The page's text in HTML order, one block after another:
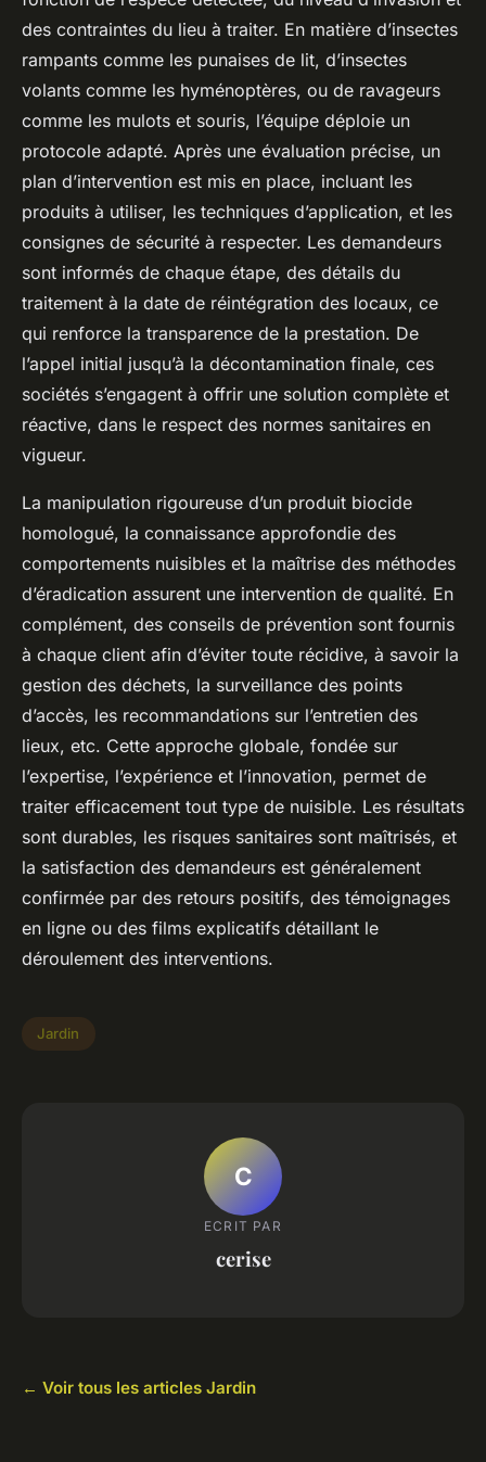
des contraintes du lieu à traiter. En matière d’insectes
rampants comme les punaises de lit, d’insectes
volants comme les hyménoptères, ou de ravageurs
comme les mulots et souris, l’équipe déploie un
protocole adapté. Après une évaluation précise, un
plan d’intervention est mis en place, incluant les
produits à utiliser, les techniques d’application, et les
consignes de sécurité à respecter. Les demandeurs
sont informés de chaque étape, des détails du
traitement à la date de réintégration des locaux, ce
qui renforce la transparence de la prestation. De
l’appel initial jusqu’à la décontamination finale, ces
sociétés s’engagent à offrir une solution complète et
réactive, dans le respect des normes sanitaires en
vigueur.
La manipulation rigoureuse d’un produit biocide
homologué, la connaissance approfondie des
comportements nuisibles et la maîtrise des méthodes
d’éradication assurent une intervention de qualité. En
complément, des conseils de prévention sont fournis
à chaque client afin d’éviter toute récidive, à savoir la
gestion des déchets, la surveillance des points
d’accès, les recommandations sur l’entretien des
lieux, etc. Cette approche globale, fondée sur
l’expertise, l’expérience et l’innovation, permet de
traiter efficacement tout type de nuisible. Les résultats
sont durables, les risques sanitaires sont maîtrisés, et
la satisfaction des demandeurs est généralement
confirmée par des retours positifs, des témoignages
en ligne ou des films explicatifs détaillant le
déroulement des interventions.
Jardin
C
ECRIT PAR
cerise
← Voir tous les articles Jardin